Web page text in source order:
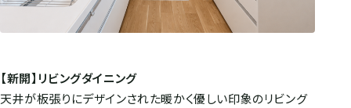
【新開】リビングダイニング
天井が板張りにデザインされた暖かく優しい印象のリビング